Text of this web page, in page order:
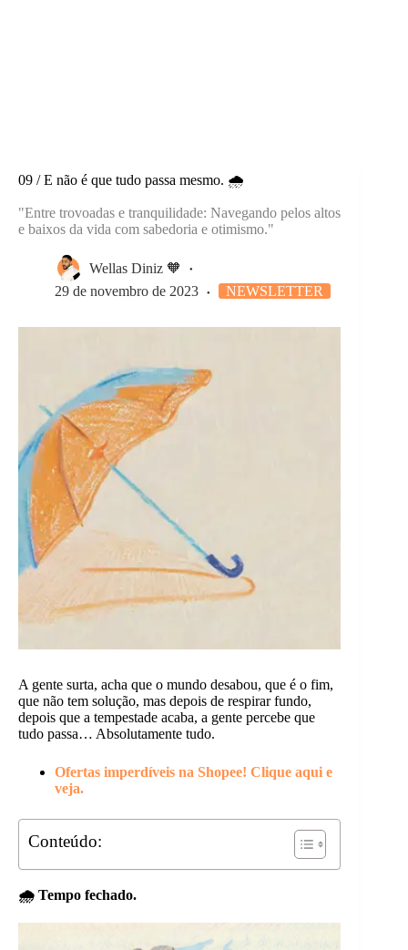
09 / E não é que tudo passa mesmo. 🌧️
"Entre trovoadas e tranquilidade: Navegando pelos altos
e baixos da vida com sabedoria e otimismo."
Wellas Diniz 🧡
29 de novembro de 2023
NEWSLETTER
A gente surta, acha que o mundo desabou, que é o fim,
que não tem solução, mas depois de respirar fundo,
depois que a tempestade acaba, a gente percebe que
tudo passa… Absolutamente tudo.
Ofertas imperdíveis na Shopee! Clique aqui e
veja.
Conteúdo:
🌧️ Tempo fechado.